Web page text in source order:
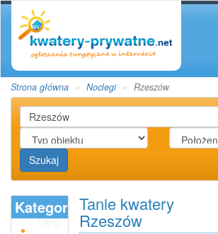
Strona główna Noclegi Rzeszów
Szukaj
Kategoria
Ukryj
Tanie kwatery
Rzeszów